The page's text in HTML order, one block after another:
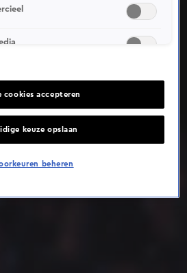
cookies accepteren
keuze opslaan
beheren